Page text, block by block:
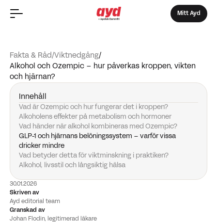
Mitt Ayd
Fakta & Råd/Viktnedgång/
Alkohol och Ozempic – hur påverkas kroppen, vikten
och hjärnan?
Innehåll
Vad är Ozempic och hur fungerar det i kroppen?
Alkoholens effekter på metabolism och hormoner
Vad händer när alkohol kombineras med Ozempic?
GLP-1 och hjärnans belöningssystem – varför vissa
dricker mindre
Vad betyder detta för viktminskning i praktiken?
Alkohol, livsstil och långsiktig hälsa
30.01.2026
Skriven av
Ayd editorial team
Granskad av
Johan Flodin, legitimerad läkare